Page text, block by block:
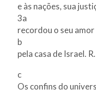
e às nações, sua
3a
recordou o seu
b
pela casa de Israel. R.
c
Os confins do